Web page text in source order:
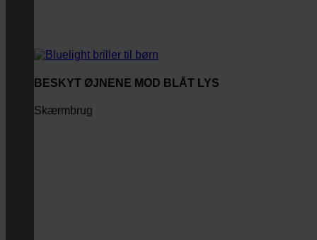
BESKYT ØJNENE MOD BLÅT LYS
Skærmbrug